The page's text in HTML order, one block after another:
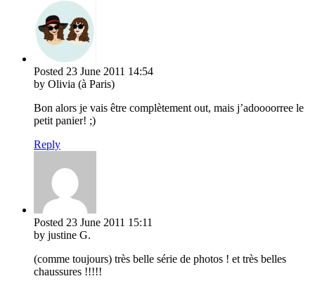
Posted 23 June 2011 14:54
by Olivia (à Paris)
Bon alors je vais être complètement out, mais j’adoooorree le
petit panier! ;)
Reply
Posted 23 June 2011 15:11
by justine G.
(comme toujours) très belle série de photos ! et très belles
chaussures !!!!!